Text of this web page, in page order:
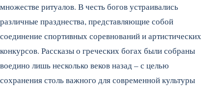
множестве ритуалов. В честь богов устраивались
различные празднества, представляющие собой
соединение спортивных соревнований и артистических
конкурсов. Рассказы о греческих богах были собраны
воедино лишь несколько веков назад – с целью
сохранения столь важного для современной культуры